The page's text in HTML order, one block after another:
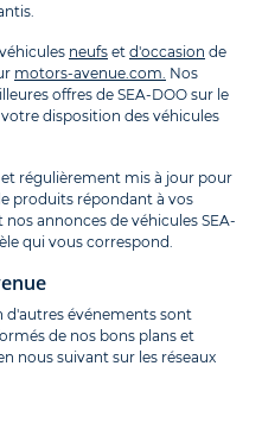
neufs et d'occasion de
motors-avenue.com. Nos
offres de SEA-DOO sur le
disposition des véhicules
régulièrement mis à jour pour
produits répondant à vos
annonces de véhicules SEA-
qui vous correspond.
d'autres événements sont
de nos bons plans et
nous suivant sur les réseaux